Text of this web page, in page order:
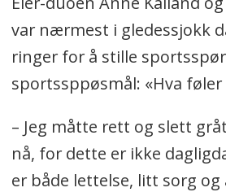
var nærmest i gledessjokk
ringer for å stille
sportssppøsmål: «Hva føler
– Jeg måtte rett og slett
nå, for dette er ikke
er både lettelse, litt sorg